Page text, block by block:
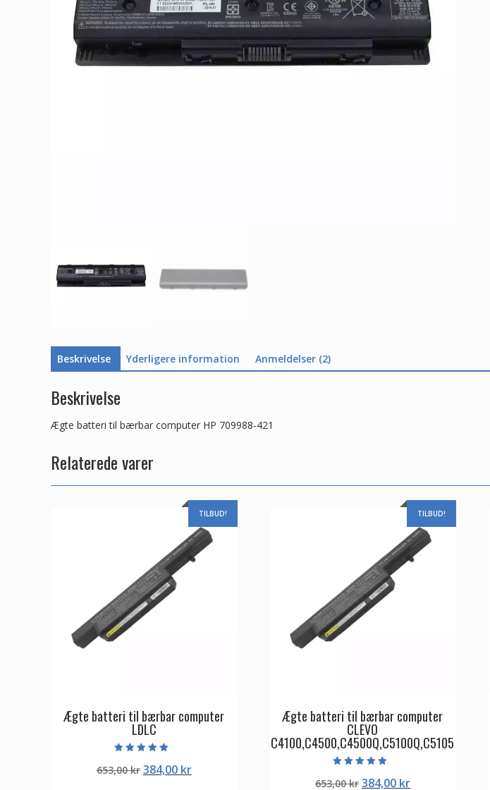
Beskrivelse Yderligere information Anmeldelser (2)
Beskrivelse
Ægte batteri til bærbar computer HP 709988-421
Relaterede varer
TILBUD!
Ægte batteri til bærbar computer
LDLC
5.00
ud af 5
653,00kr Den
384,00 krDen
TILBUD!
Ægte batteri til bærbar computer
CLEVO
C4100,C4500,C4500Q,C5100Q,C5105
4.50
653,00kr Den
384,00 krDen